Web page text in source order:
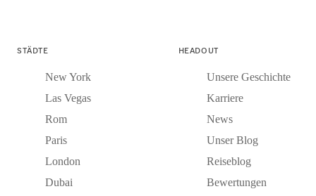
STÄDTE
New York
Las Vegas
Rom
Paris
London
Dubai
HEADOUT
Unsere Geschichte
Karriere
News
Unser Blog
Reiseblog
Bewertungen